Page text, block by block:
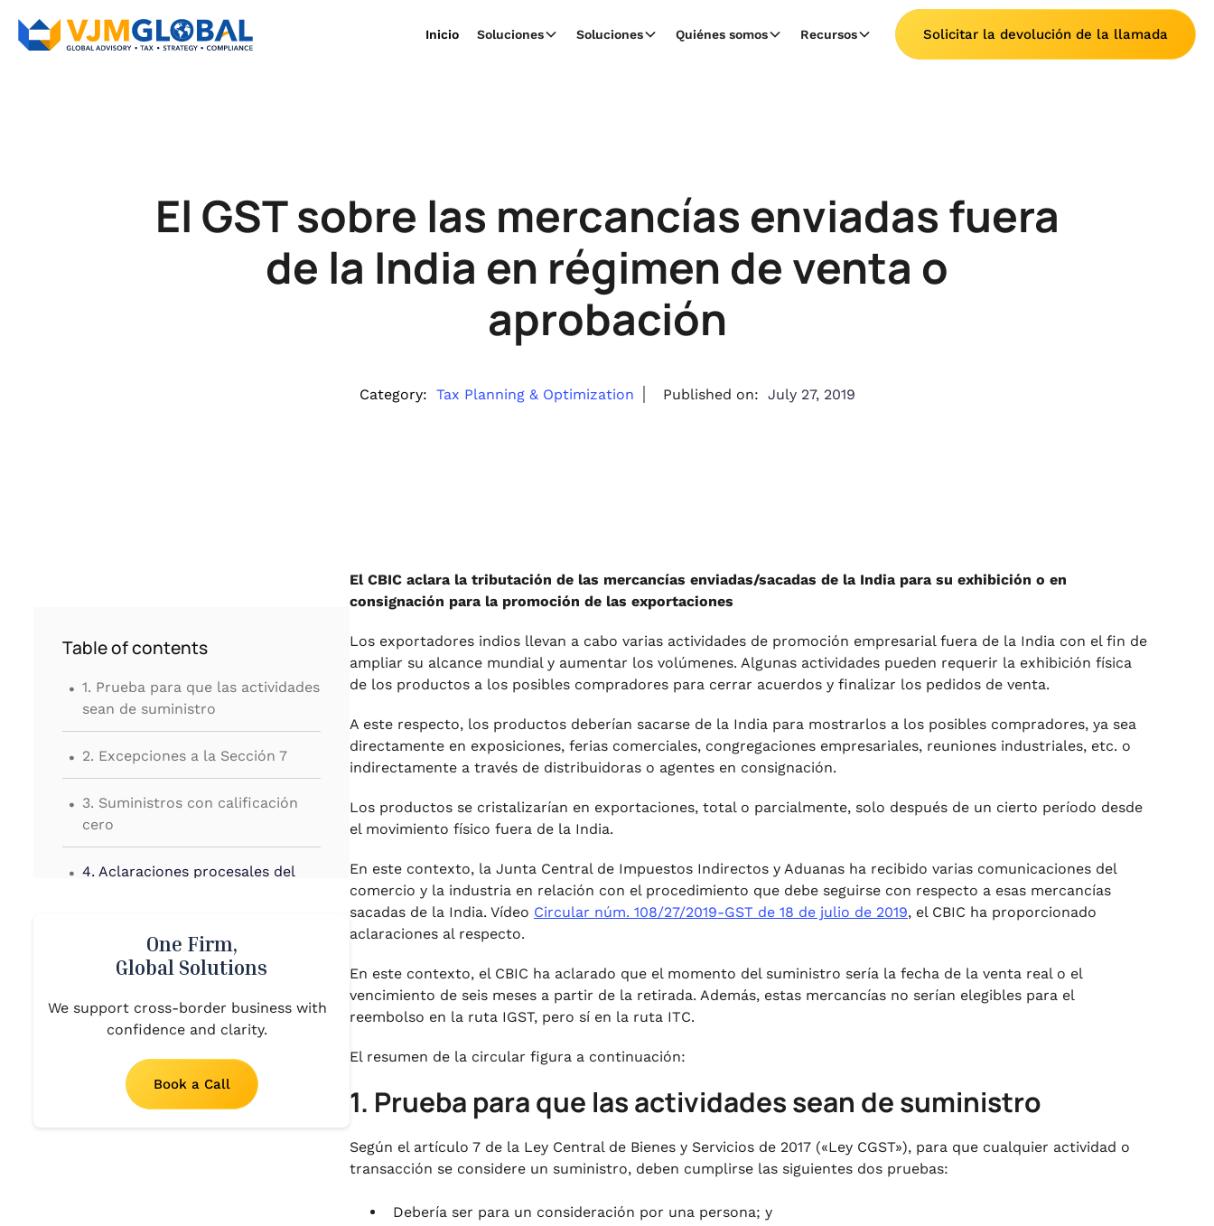
Inicio Soluciones Soluciones Quiénes somos Recursos Solicitar la devolución de la llamada
El GST sobre las mercancías enviadas fuera
de la India en régimen de venta o
aprobación
Category: Tax Planning & Optimization Published on: July 27, 2019
Table of contents
. 1. Prueba para que las actividades
sean de suministro
. 2. Excepciones a la Sección 7
. 3. Suministros con calificación
cero
. 4. Aclaraciones procesales del
5. ConclusiónOne Firm,
Global Solutions
We support cross-border business with
confidence and clarity.
Book a Call
El CBIC aclara la tributación de las mercancías enviadas/sacadas de la India para su exhibición o en
consignación para la promoción de las exportaciones
Los exportadores indios llevan a cabo varias actividades de promoción empresarial fuera de la India con el fin de
ampliar su alcance mundial y aumentar los volúmenes. Algunas actividades pueden requerir la exhibición física
de los productos a los posibles compradores para cerrar acuerdos y finalizar los pedidos de venta.
A este respecto, los productos deberían sacarse de la India para mostrarlos a los posibles compradores, ya sea
directamente en exposiciones, ferias comerciales, congregaciones empresariales, reuniones industriales, etc. o
indirectamente a través de distribuidoras o agentes en consignación.
Los productos se cristalizarían en exportaciones, total o parcialmente, solo después de un cierto período desde
el movimiento físico fuera de la India.
En este contexto, la Junta Central de Impuestos Indirectos y Aduanas ha recibido varias comunicaciones del
comercio y la industria en relación con el procedimiento que debe seguirse con respecto a esas mercancías
sacadas de la India. Vídeo Circular núm. 108/27/2019-GST de 18 de julio de 2019, el CBIC ha proporcionado
aclaraciones al respecto.
En este contexto, el CBIC ha aclarado que el momento del suministro sería la fecha de la venta real o el
vencimiento de seis meses a partir de la retirada. Además, estas mercancías no serían elegibles para el
reembolso en la ruta IGST, pero sí en la ruta ITC.
El resumen de la circular figura a continuación:
1. Prueba para que las actividades sean de suministro
Según el artículo 7 de la Ley Central de Bienes y Servicios de 2017 («Ley CGST»), para que cualquier actividad o
transacción se considere un suministro, deben cumplirse las siguientes dos pruebas:
Debería ser para un consideración por una persona; y